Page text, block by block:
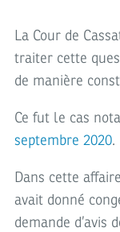
La Cour de
traiter cette
de manière
Ce fut le cas
septembre 2020.
Dans cette
avait donné
demande d’avis